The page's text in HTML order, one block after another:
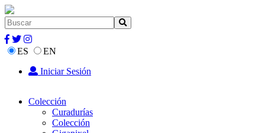
ES
EN
Iniciar Sesión
Colección
Curadurías
Colección